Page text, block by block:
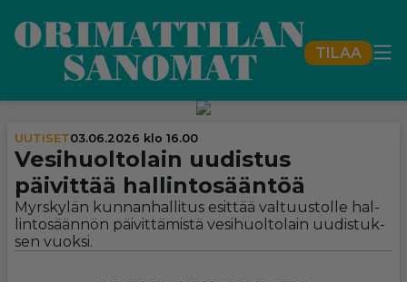
TILAA
UUTISET03.06.2026 klo 16.00
Vesi­huol­to­lain uudistus
päivittää hal­lin­to­sään­töä
Myrs­ky­län kun­nan­hal­li­tus esit­tää val­tuus­tol­le hal­
lin­to­sään­nön päi­vit­tä­mis­tä ve­si­huol­to­lain uu­dis­tuk­
sen vuok­si.